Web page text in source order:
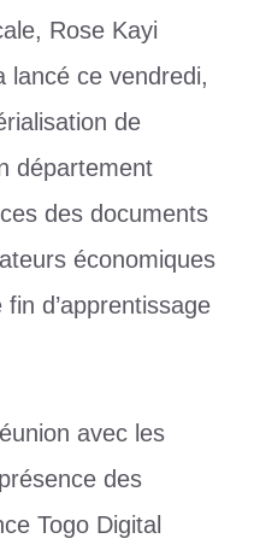
Rose Kayi
lancé ce vendredi,
de
département
des documents
économiques
d’apprentissage
avec les
des
Togo Digital